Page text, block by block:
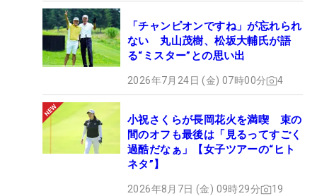
「チャンピオンですね」が忘れられ
ない 丸山茂樹、松坂大輔氏が語
る“ミスター”との思い出
2026年7月24日 (金) 07時00分 4
小祝さくらが長岡花火を満喫 束の
間のオフも最後は「見るってすごく
過酷だなぁ」【女子ツアーの“ヒト
ネタ”】
2026年8月7日 (金) 09時29分 19